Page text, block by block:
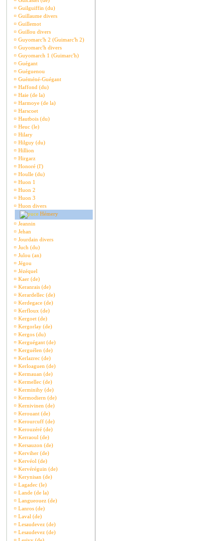
¤ Guilguiffin (du)
¤ Guillaume divers
¤ Guillemot
¤ Guillou divers
¤ Guyomarc'h 2 (Guimarc'h 2)
¤ Guyomarc'h divers
¤ Guyomarch 1 (Guimarc'h)
¤ Guégant
¤ Guéguenou
¤ Guéméné-Guégant
¤ Haffond (du)
¤ Haie (de la)
¤ Harmoye (de la)
¤ Harscoet
¤ Hautbois (du)
¤ Heuc (le)
¤ Hilary
¤ Hilguy (du)
¤ Hillion
¤ Hirgarz
¤ Honoré (l')
¤ Houlle (du)
¤ Huon 1
¤ Huon 2
¤ Huon 3
¤ Huon divers
Hémery
¤ Jeannin
¤ Jehan
¤ Jourdain divers
¤ Juch (du)
¤ Julou (an)
¤ Jégou
¤ Jézéquel
¤ Kaer (de)
¤ Keranrais (de)
¤ Kerardellec (de)
¤ Kerdegace (de)
¤ Kerfloux (de)
¤ Kergoet (de)
¤ Kergorlay (de)
¤ Kergos (du)
¤ Kerguégant (de)
¤ Kerguélen (de)
¤ Kerlazrec (de)
¤ Kerloaguen (de)
¤ Kermauan (de)
¤ Kermellec (de)
¤ Kerminihy (de)
¤ Kermodiern (de)
¤ Kernivinen (de)
¤ Kerouant (de)
¤ Kerourcuff (de)
¤ Kerouzéré (de)
¤ Kerraoul (de)
¤ Kersauzon (de)
¤ Kerviher (de)
¤ Kervéol (de)
¤ Kervéréguin (de)
¤ Kerynisan (de)
¤ Lagadec (le)
¤ Lande (de la)
¤ Langueouez (de)
¤ Lanros (de)
¤ Laval (de)
¤ Lesaudevez (de)
¤ Lesaudevez (de)